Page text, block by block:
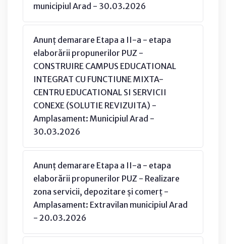
municipiul Arad - 30.03.2026
Anunț demarare Etapa a II-a - etapa
elaborării propunerilor PUZ -
CONSTRUIRE CAMPUS EDUCATIONAL
INTEGRAT CU FUNCTIUNE MIXTA-
CENTRU EDUCATIONAL SI SERVICII
CONEXE (SOLUTIE REVIZUITA) -
Amplasament: Municipiul Arad -
30.03.2026
Anunț demarare Etapa a II-a - etapa
elaborării propunerilor PUZ - Realizare
zona servicii, depozitare și comerț -
Amplasament: Extravilan municipiul Arad
- 20.03.2026